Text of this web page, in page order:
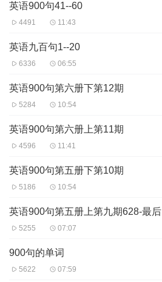
英语900句41--60
4491 11:43
英语九百句1--20
6336 06:55
英语900句第六册下第12期
5284 10:54
英语900句第六册上第11期
4596 11:41
英语900句第五册下第10期
5186 10:54
英语900句第五册上第九期628-最后
5255 07:07
900句的单词
5622 07:59